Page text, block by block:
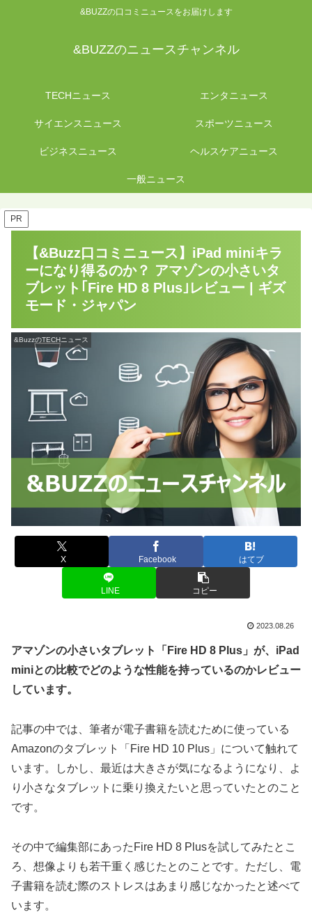
&BUZZの口コミニュースをお届けします
&BUZZのニュースチャンネル
TECHニュース エンタニュース
サイエンスニュース スポーツニュース
ビジネスニュース ヘルスケアニュース
一般ニュース
PR
【&Buzz口コミニュース】iPad miniキラ
ーになり得るのか？ アマゾンの小さいタ
ブレット｢Fire HD 8 Plus｣レビュー | ギズ
モード・ジャパン
&BuzzのTECHニュース
X Facebook はてブ
LINE コピー
2023.08.26
アマゾンの小さいタブレット「Fire HD 8 Plus」が、iPad
miniとの比較でどのような性能を持っているのかレビュー
しています。
記事の中では、筆者が電子書籍を読むために使っている
Amazonのタブレット「Fire HD 10 Plus」について触れて
います。しかし、最近は大きさが気になるようになり、よ
り小さなタブレットに乗り換えたいと思っていたとのこと
です。
その中で編集部にあったFire HD 8 Plusを試してみたとこ
ろ、想像よりも若干重く感じたとのことです。ただし、電
子書籍を読む際のストレスはあまり感じなかったと述べて
います。